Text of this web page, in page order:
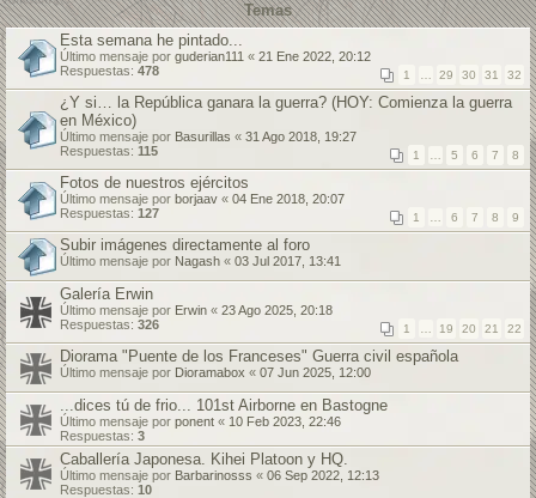
Temas
Esta semana he pintado...
Último mensaje por guderian111 « 21 Ene 2022, 20:12
Respuestas: 478 1 29 30 31 32
¿Y si… la República ganara la guerra? (HOY: Comienza la guerra
en México)
Último mensaje por Basurillas « 31 Ago 2018, 19:27
Respuestas: 115 1 5 6 7 8
Fotos de nuestros ejércitos
Último mensaje por borjaav « 04 Ene 2018, 20:07
Respuestas: 127 1 6 7 8 9
Subir imágenes directamente al foro
Último mensaje por Nagash « 03 Jul 2017, 13:41
Galería Erwin
Último mensaje por Erwin « 23 Ago 2025, 20:18
Respuestas: 326 1 19 20 21 22
Diorama "Puente de los Franceses" Guerra civil española
Último mensaje por Dioramabox « 07 Jun 2025, 12:00
...dices tú de frio... 101st Airborne en Bastogne
Último mensaje por ponent « 10 Feb 2023, 22:46
Respuestas: 3
Caballería Japonesa. Kihei Platoon y HQ.
Último mensaje por Barbarinosss « 06 Sep 2022, 12:13
Respuestas: 10